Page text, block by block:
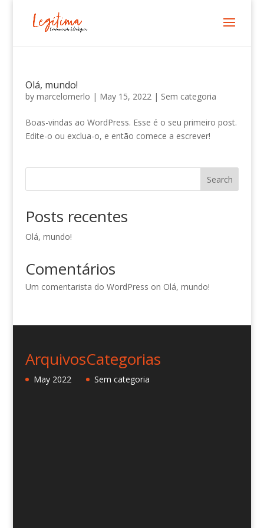
Olá, mundo!
by marcelomerlo | May 15, 2022| Sem categoria
Boas-vindas ao WordPress. Esse é o seu primeiro post.
Edite-o ou exclua-o, e então comece a escrever!
Search
Posts recentes
Olá, mundo!
Comentários
Um comentarista do WordPress on Olá, mundo!
Arquivos
May 2022
Categorias
Sem categoria